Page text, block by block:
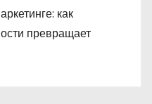
как
превращает